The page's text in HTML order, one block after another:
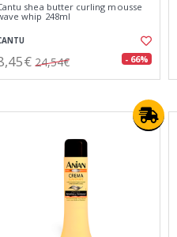
shea butter curling mousse
whip 248ml
24,54€ - 66%